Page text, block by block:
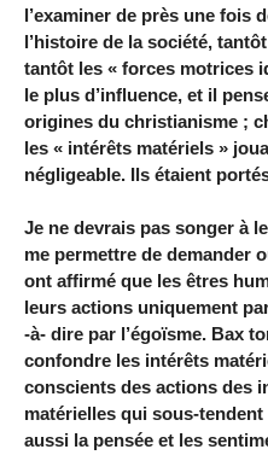
l’examiner de près une fois
l’histoire de la société,
tantôt les « forces motrices
le plus d’influence, et il
origines du christianisme ;
les « intérêts matériels »
négligeable. Ils étaient
Je ne devrais pas songer à
me permettre de demander
ont affirmé que les êtres
leurs actions uniquement
-à- dire par l’égoïsme. Bax
confondre les intérêts
conscients des actions des
matérielles qui sous-
aussi la pensée et les